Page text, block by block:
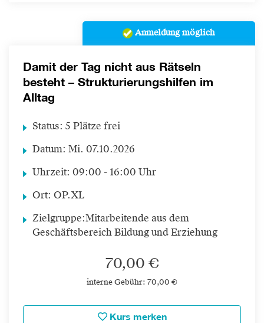
Anmeldung möglich
Damit der Tag nicht aus Rätseln
besteht – Strukturierungshilfen im
Alltag
Status: 5 Plätze frei
Datum: Mi. 07.10.2026
Uhrzeit: 09:00 - 16:00 Uhr
Ort: OP.XL
Zielgruppe:Mitarbeitende aus dem
Geschäftsbereich Bildung und Erziehung
70,00 €
interne Gebühr: 70,00 €
Kurs merken